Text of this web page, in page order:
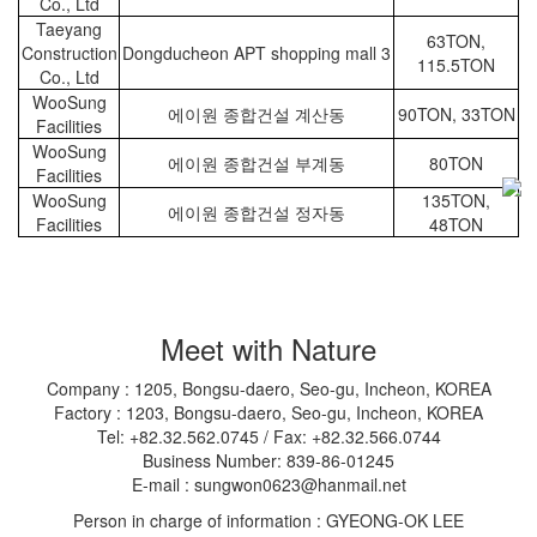
Taeyang
Construction
Co., Ltd
Dongducheon APT shopping mall 3
63TON,
115.5TON
WooSung
Facilities
에이원 종합건설 계산동
90TON, 33TON
WooSung
Facilities
에이원 종합건설 부계동
80TON
WooSung
Facilities
에이원 종합건설 정자동
135TON,
48TON
Meet with Nature
Company : 1205, Bongsu-daero, Seo-gu, Incheon, KOREA
Factory : 1203, Bongsu-daero, Seo-gu, Incheon, KOREA
Tel: +82.32.562.0745 / Fax: +82.32.566.0744
Business Number: 839-86-01245
E-mail : sungwon0623@hanmail.net
Person in charge of information : GYEONG-OK LEE